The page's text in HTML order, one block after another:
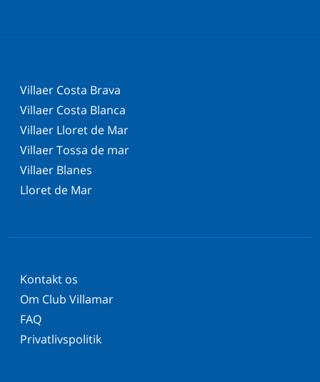
Villaer Costa Brava
Villaer Costa Blanca
Villaer Lloret de Mar
Villaer Tossa de mar
Villaer Blanes
Lloret de Mar
Kontakt os
Om Club Villamar
FAQ
Privatlivspolitik